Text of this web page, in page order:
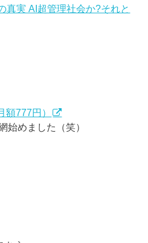
真実 AI超管理社会か?それと
額777円）
めました（笑）